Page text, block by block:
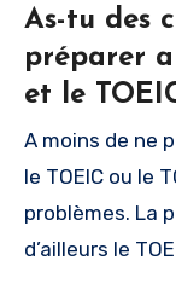
As-tu des
préparer
et le
A moins de ne
le TOEIC ou le
problèmes. La
d’ailleurs le